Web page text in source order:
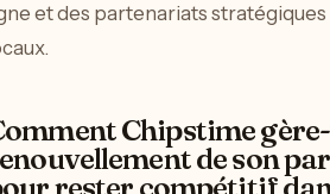
et des partenariats
Chipstime
de son